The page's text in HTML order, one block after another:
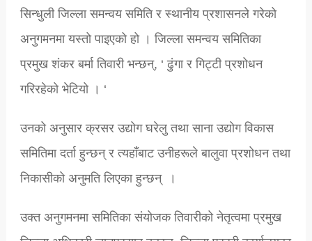
सिन्धुली जिल्ला समन्वय समिति र स्थानीय प्रशासनले गरेको
अनुगमनमा यस्तो पाइएको हो । जिल्ला समन्वय समितिका
प्रमुख शंकर बर्मा तिवारी भन्छन्, ‘ ढुंगा र गिट्टी प्रशोधन
गरिरहेको भेटियो । ‘
उनको अनुसार क्रसर उद्योग घरेलु तथा साना उद्योग विकास
समितिमा दर्ता हुन्छन् र त्यहाँबाट उनीहरूले बालुवा प्रशोधन तथा
निकासीको अनुमति लिएका हुन्छन् ।
उक्त अनुगमनमा समितिका संयोजक तिवारीको नेतृत्वमा प्रमुख